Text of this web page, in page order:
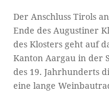
Der Anschluss Tirols
Ende des Augustiner
des Klosters geht auf
Kanton Aargau in der
des 19. Jahrhunderts
eine lange